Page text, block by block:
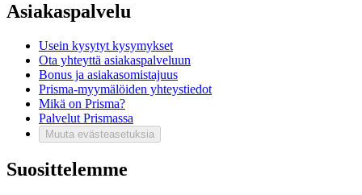
Asiakaspalvelu
Usein kysytyt kysymykset
Ota yhteyttä asiakaspalveluun
Bonus ja asiakasomistajuus
Prisma-myymälöiden yhteystiedot
Mikä on Prisma?
Palvelut Prismassa
Muuta evästeasetuksia
Suosittelemme